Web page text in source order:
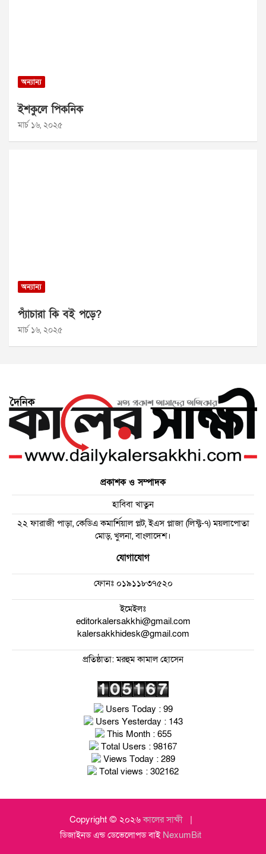
অন্যান্য
ইশকুলে পিকনিক
মার্চ ১৬, ২০২৫
অন্যান্য
প্যাঁচারা কি বই পড়ে?
মার্চ ১৬, ২০২৫
প্রকাশক ও সম্পাদক
হাবিবা খাতুন
২২ ফারাজী পাড়া, কেডিএ কমার্শিয়াল প্লট, ইএস প্লাজা (লিফ্ট-৭) ময়লাপোতা
মোড়, খুলনা, বাংলাদেশ।
যোগাযোগ
ফোনঃ০১৯১১৮৩৭৫২০
ইমেইলঃ
editorkalersakkhi@gmail.com
kalersakkhidesk@gmail.com
প্রতিষ্ঠাতা: মরহুম কামাল হোসেন
Users Today : 99
Users Yesterday : 143
This Month : 655
Total Users : 98167
Views Today : 289
Total views : 302162
Copyright © ২০২৬কালের সাক্ষী
ডিজাইনড এন্ড ডেভেলোপড বাই NexumBit